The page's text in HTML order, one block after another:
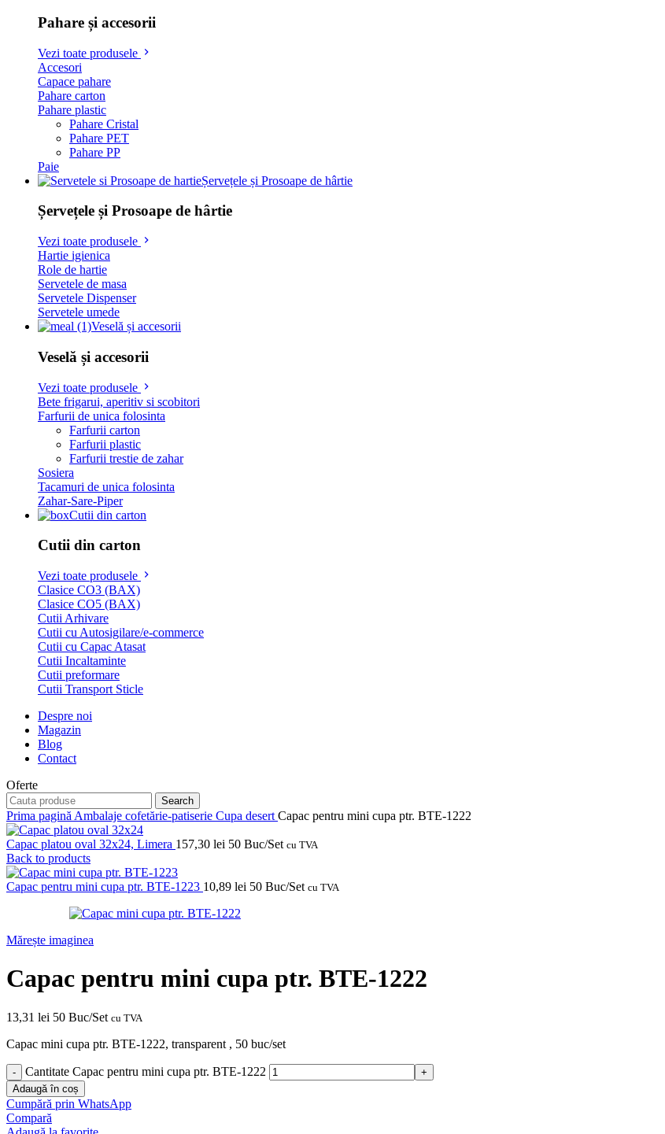
Pahare și accesorii
Vezi toate produsele
Accesori
Capace pahare
Pahare carton
Pahare plastic
Pahare Cristal
Pahare PET
Pahare PP
Paie
Șervețele și Prosoape de hârtie
Șervețele și Prosoape de hârtie
Vezi toate produsele
Hartie igienica
Role de hartie
Servetele de masa
Servetele Dispenser
Servetele umede
Veselă și accesorii
Veselă și accesorii
Vezi toate produsele
Bete frigarui, aperitiv si scobitori
Farfurii de unica folosinta
Farfurii carton
Farfurii plastic
Farfurii trestie de zahar
Sosiera
Tacamuri de unica folosinta
Zahar-Sare-Piper
Cutii din carton
Cutii din carton
Vezi toate produsele
Clasice CO3 (BAX)
Clasice CO5 (BAX)
Cutii Arhivare
Cutii cu Autosigilare/e-commerce
Cutii cu Capac Atasat
Cutii Incaltaminte
Cutii preformare
Cutii Transport Sticle
Despre noi
Magazin
Blog
Contact
Oferte
Search
Prima pagină Ambalaje cofetărie-patiserie Cupa desert Capac pentru mini cupa ptr. BTE-1222
Capac platou oval 32x24, Limera 157,30 lei 50 Buc/Set cu TVA
Back to products
Capac pentru mini cupa ptr. BTE-1223 10,89 lei 50 Buc/Set cu TVA
Mărește imaginea
Capac pentru mini cupa ptr. BTE-1222
13,31 lei 50 Buc/Set cu TVA
Capac mini cupa ptr. BTE-1222, transparent , 50 buc/set
Cantitate Capac pentru mini cupa ptr. BTE-1222
Adaugă în coș
Cumpără prin WhatsApp
Compară